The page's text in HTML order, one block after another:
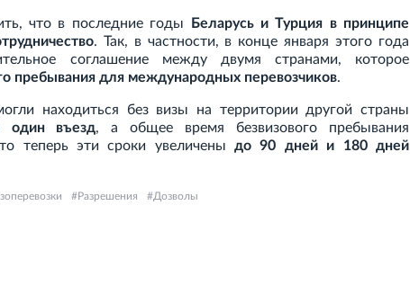
что в последние годы
Беларусь и Турция в принципе
. Так, в частности, в конце января этого года
соглашение между двумя странами, которое
пребывания для международных перевозчиков.
находиться без визы на территории другой страны
въезд, а общее время безвизового пребывания
теперь эти сроки увеличеныдо 90 дней и 180 дней
Разрешения Дозволы